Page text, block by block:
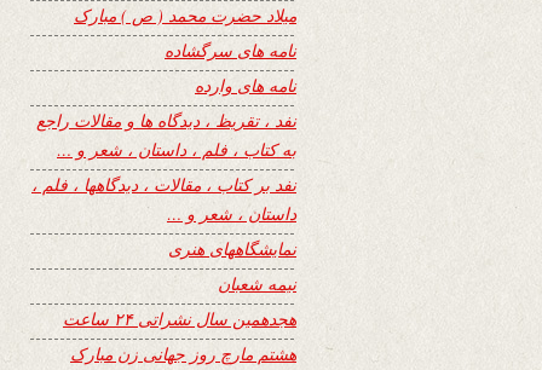
میلاد حضرت محمد ( ص ) مبارک
نامه های سرگشاده
نامه های وارده
نفد ، تقریظ ، دیدگاه ها و مقالات راجع
به کتاب ، فلم ، داستان ، شعر و …
نفد بر کتاب ، مقالات ، دیدگاهها ، فلم ،
داستان ، شعر و …
نمایشگاههای هنری
نیمه شعبان
هجدهمین سال نشراتی ۲۴ ساعت
هشتم مارچ روز جهانی زن مبارک